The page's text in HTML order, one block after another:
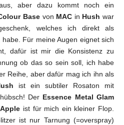
aber dazu kommt noch ein
Base von MAC in Hush war
welches ich direkt als
Für meine Augen eignet sich
dafür ist mir die Konsistenz zu
ob das so sein soll, ich habe
Reihe, aber dafür mag ich ihn als
ist ein subtiler Rosaton mit
Der Essence Metal Glam
ist für mich ein kleiner Flop.
ist nur Tarnung (=overspray)